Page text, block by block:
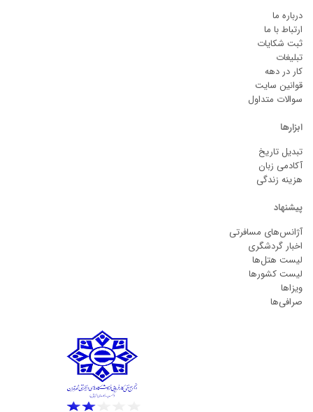
درباره ما
ارتباط با ما
ثبت شکایات
تبلیغات
کار در دهه
قوانین سایت
سوالات متداول
ابزارها
تبدیل تاریخ
آکادمی زبان
هزینه زندگی
پیشنهاد
آژانس‌های مسافرتی
اخبار گردشگری
لیست هتل‌ها
لیست کشورها
ویزاها
صرافی‌ها